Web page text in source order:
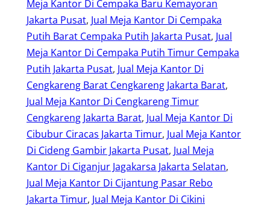
Meja Kantor Di Cempaka Baru Kemayoran
Jakarta Pusat, Jual Meja Kantor Di Cempaka
Putih Barat Cempaka Putih Jakarta Pusat, Jual
Meja Kantor Di Cempaka Putih Timur Cempaka
Putih Jakarta Pusat, Jual Meja Kantor Di
Cengkareng Barat Cengkareng Jakarta Barat
Jual Meja Kantor Di Cengkareng Timur
Cengkareng Jakarta Barat, Jual Meja Kantor Di
Cibubur Ciracas Jakarta Timur, Jual Meja Kantor
Di Cideng Gambir Jakarta Pusat, Jual Meja
Kantor Di Ciganjur Jagakarsa Jakarta Selatan
Jual Meja Kantor Di Cijantung Pasar Rebo
Jakarta Timur, Jual Meja Kantor Di Cikini